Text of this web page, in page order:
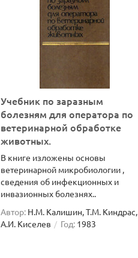
Учебник по заразным
болезням для оператора по
ветеринарной обработке
животных.
В книге изложены основы
ветеринарной микробиологии ,
сведения об инфекционных и
инвазионных болезнях..
Автор: Н.М. Калишин, Т.М. Киндрас,
А.И. Киселев
Год: 1983